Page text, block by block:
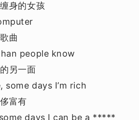
身的女孩
曲
people know
另一面
some days I’m rich
富有
days I can be a *****